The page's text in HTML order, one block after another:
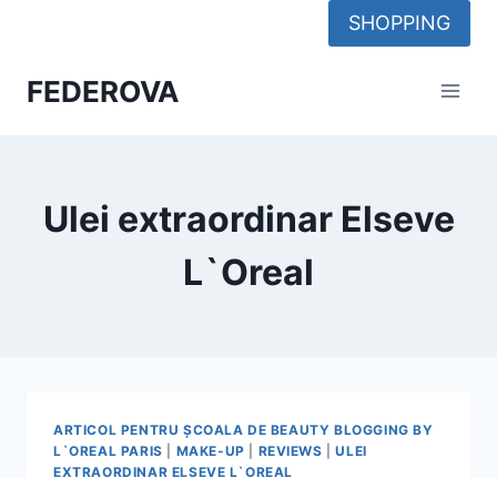
SHOPPING
FEDEROVA
Ulei extraordinar Elseve
L`Oreal
ARTICOL PENTRU ȘCOALA DE BEAUTY BLOGGING BY
L`OREAL PARIS
MAKE-UP REVIEWS |ULEI
EXTRAORDINAR ELSEVE L`OREAL